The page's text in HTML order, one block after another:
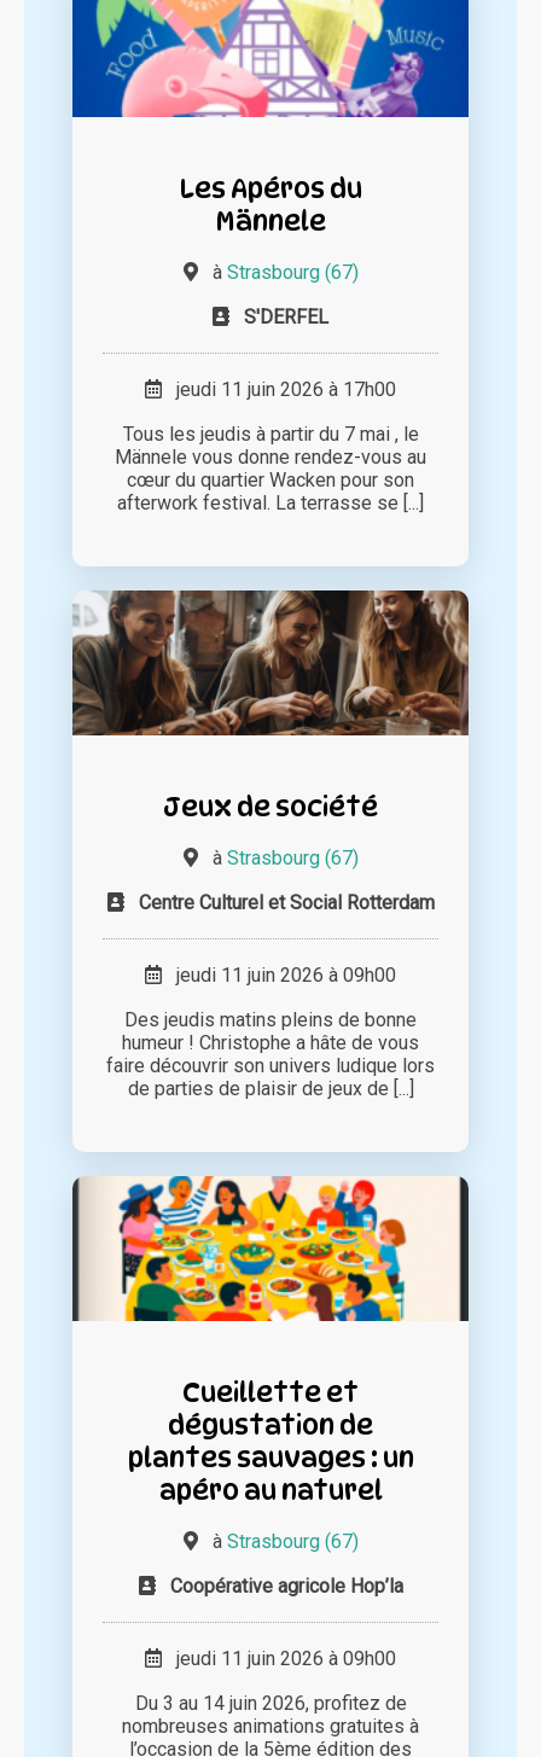
Les Apéros du
Männele
à Strasbourg (67)
S'DERFEL
jeudi 11 juin 2026 à 17h00
Tous les jeudis à partir du 7 mai , le
Männele vous donne rendez-vous au
cœur du quartier Wacken pour son
afterwork festival. La terrasse se [...]
Jeux de société
à Strasbourg (67)
Centre Culturel et Social Rotterdam
jeudi 11 juin 2026 à 09h00
Des jeudis matins pleins de bonne
humeur ! Christophe a hâte de vous
faire découvrir son univers ludique lors
de parties de plaisir de jeux de [...]
Cueillette et
dégustation de
plantes sauvages : un
apéro au naturel
à Strasbourg (67)
Coopérative agricole Hop’la
jeudi 11 juin 2026 à 09h00
Du 3 au 14 juin 2026, profitez de
nombreuses animations gratuites à
l’occasion de la 5ème édition des